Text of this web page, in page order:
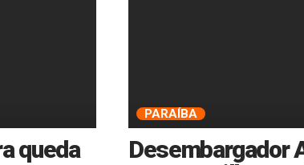
queda
PARAÍBA
Desembargador